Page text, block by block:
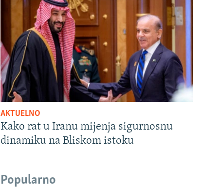
AKTUELNO
Kako rat u Iranu mijenja sigurnosnu
dinamiku na Bliskom istoku
Popularno